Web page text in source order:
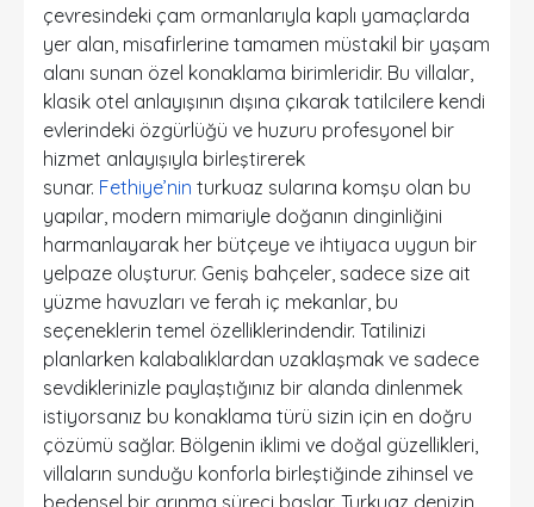
çevresindeki çam ormanlarıyla kaplı yamaçlarda
yer alan, misafirlerine tamamen müstakil bir yaşam
alanı sunan özel konaklama birimleridir. Bu villalar,
klasik otel anlayışının dışına çıkarak tatilcilere kendi
evlerindeki özgürlüğü ve huzuru profesyonel bir
hizmet anlayışıyla birleştirerek
sunar. Fethiye’nin turkuaz sularına komşu olan bu
yapılar, modern mimariyle doğanın dinginliğini
harmanlayarak her bütçeye ve ihtiyaca uygun bir
yelpaze oluşturur. Geniş bahçeler, sadece size ait
yüzme havuzları ve ferah iç mekanlar, bu
seçeneklerin temel özelliklerindendir. Tatilinizi
planlarken kalabalıklardan uzaklaşmak ve sadece
sevdiklerinizle paylaştığınız bir alanda dinlenmek
istiyorsanız bu konaklama türü sizin için en doğru
çözümü sağlar. Bölgenin iklimi ve doğal güzellikleri,
villaların sunduğu konforla birleştiğinde zihinsel ve
bedensel bir arınma süreci başlar. Turkuaz denizin